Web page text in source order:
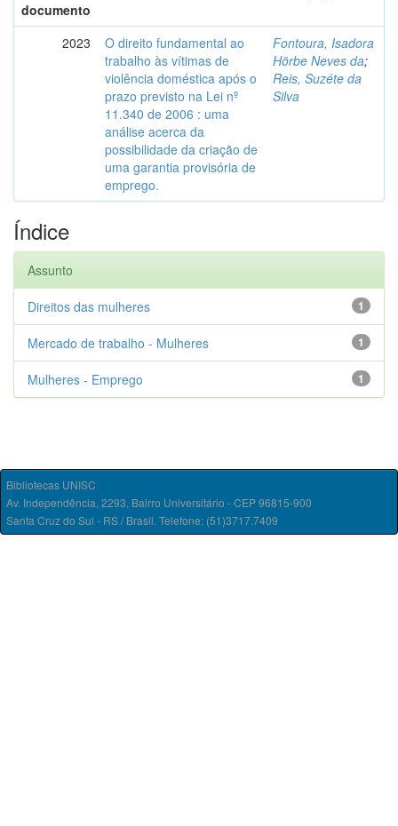
documento
2023
O direito fundamental ao
trabalho às vítimas de
violência doméstica após o
prazo previsto na Lei nº
11.340 de 2006 : uma
análise acerca da
possibilidade da criação de
uma garantia provisória de
emprego.
Fontoura, Isadora
Hörbe Neves da;
Reis, Suzéte da
Silva
Índice
Assunto
1
Direitos das mulheres
1
Mercado de trabalho - Mulheres
1
Mulheres - Emprego
Bibliotecas UNISC
Av. Independência, 2293, Bairro Universitário - CEP 96815-900
Santa Cruz do Sul - RS / Brasil. Telefone: (51)3717.7409